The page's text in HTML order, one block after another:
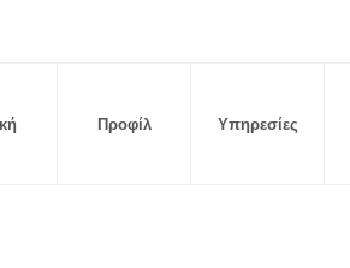
Προφίλ Υπηρεσίες